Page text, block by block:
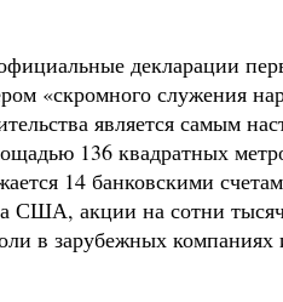
декларации
«скромного служения
является самым
136 квадратных
14 банковскими
США, акции на сотни
в зарубежных